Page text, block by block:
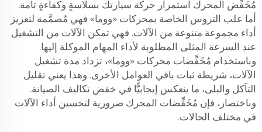
مُخَفِّض المحرك استمرار حركة سيارتك بسلاسةٍ وكفاءةٍ تامة.
أما علب التروس الخاصة بمحركات «ووما» فهي مُصمَّمة لتعزيز
أداء مجموعة متنوعة من الآلات. فهي تمكن الآلات من التشغيل
عند السرعة المثلى المطلوبة لأداء المهام الموكلة إليها.
وباستخدام مُخَفِّضات محركات «ووما»، تزداد مدة تشغيل
الآلات، شريطة ثبات باقي العوامل الأخرى. وهذا يعني تقليل
التآكل والبلى، ما ينعكس إيجابيًّا في خفض تكاليف الصيانة.
وباختصار، فإن مُخَفِّضات المحرك ضرورية لتحسين أداء الآلات
في مختلف الحالات.